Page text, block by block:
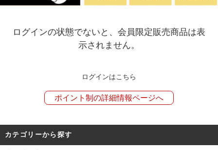
ログインの状態でないと、会員限定販売商品は表
示されません。
ログインはこちら
ポイント制の詳細情報ページへ
カテゴリーから探す